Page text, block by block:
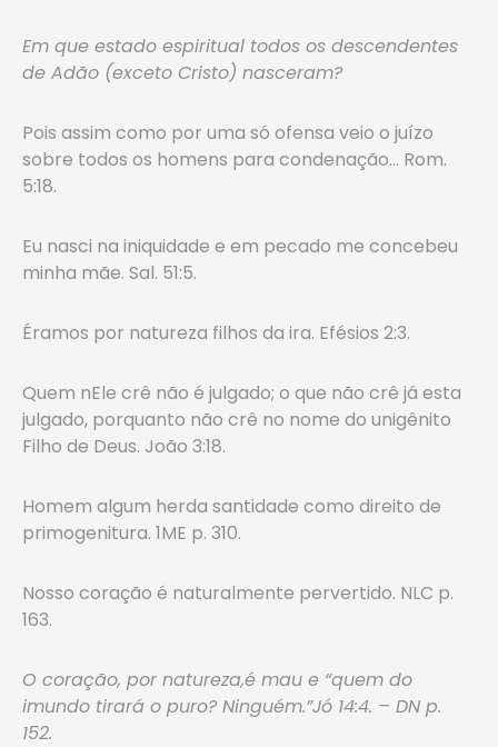
Em que estado espiritual todos os descendentes
de Adão (exceto Cristo) nasceram?
Pois assim como por uma só ofensa veio o juízo
sobre todos os homens para condenação… Rom.
5:18.
Eu nasci na iniquidade e em pecado me concebeu
minha mãe. Sal. 51:5.
Éramos por natureza filhos da ira. Efésios 2:3.
Quem nEle crê não é julgado; o que não crê já esta
julgado, porquanto não crê no nome do unigênito
Filho de Deus. João 3:18.
Homem algum herda santidade como direito de
primogenitura. 1ME p. 310.
Nosso coração é naturalmente pervertido. NLC p.
163.
O coração, por natureza,é mau e “quem do
imundo tirará o puro? Ninguém.”Jó 14:4. – DN p.
152.